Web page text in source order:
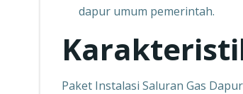
dapur umum pemerintah.
Paket Instalasi Saluran Gas